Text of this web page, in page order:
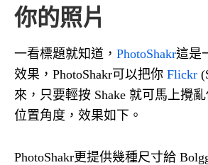
你的照片
一看標題就知道， PhotoShakr這是
效果，PhotoShakr可以把你 Flickr
來，只要輕按 Shake 就可馬上攪
位置角度，效果如下。
PhotoShakr更提供幾種尺寸給